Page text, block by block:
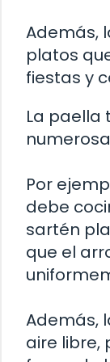
Además,
platos
fiestas y
La paella
Por
debe
sartén
que el
Además,
aire libre,